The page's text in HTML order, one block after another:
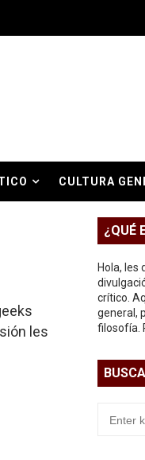
CULTURA
les
¿QUÉ
Hola, les
crítico.
general,
filosofía.